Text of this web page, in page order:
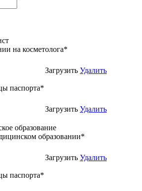
на косметолога*
Загрузить Удалить
паспорта*
Загрузить Удалить
образование
образовании*
Загрузить Удалить
паспорта*